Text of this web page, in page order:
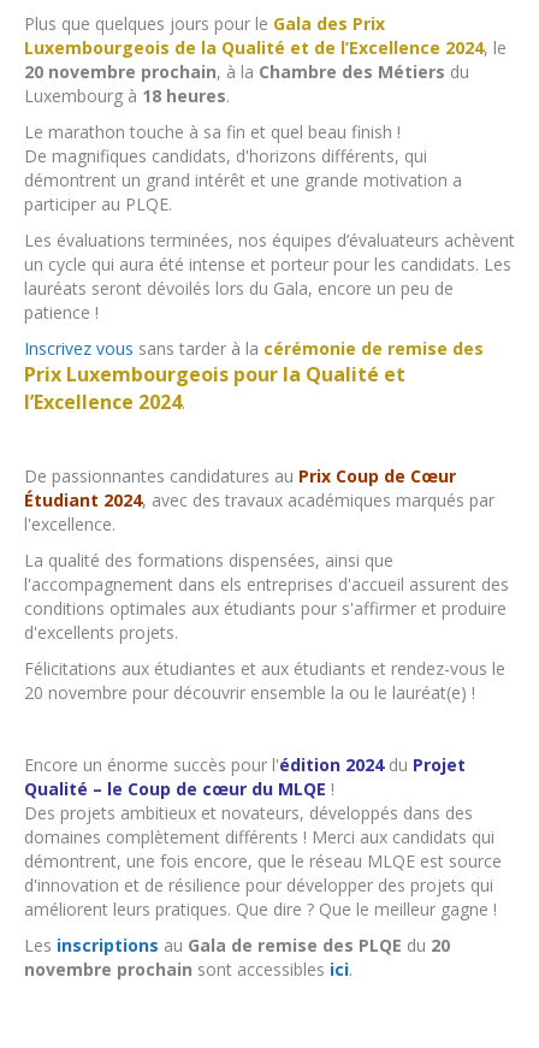
Plus que quelques jours pour le Gala des Prix
Luxembourgeois de la Qualité et de l’Excellence 2024, le
20 novembre prochain, à la Chambre des Métiers du
Luxembourg à 18 heures.
Le marathon touche à sa fin et quel beau finish !
De magnifiques candidats, d'horizons différents, qui
démontrent un grand intérêt et une grande motivation a
participer au PLQE.
Les évaluations terminées, nos équipes d’évaluateurs achèvent
un cycle qui aura été intense et porteur pour les candidats. Les
lauréats seront dévoilés lors du Gala, encore un peu de
patience !
Inscrivez vous sans tarder à la cérémonie de remise des
Prix Luxembourgeois pour la Qualité et
l’Excellence 2024.
De passionnantes candidatures au Prix Coup de Cœur
Étudiant 2024, avec des travaux académiques marqués par
l'excellence.
La qualité des formations dispensées, ainsi que
l'accompagnement dans els entreprises d'accueil assurent des
conditions optimales aux étudiants pour s'affirmer et produire
d'excellents projets.
Félicitations aux étudiantes et aux étudiants et rendez-vous le
20 novembre pour découvrir ensemble la ou le lauréat(e) !
Encore un énorme succès pour l'édition 2024du Projet
Qualité – le Coup de cœur du MLQE !
Des projets ambitieux et novateurs, développés dans des
domaines complètement différents ! Merci aux candidats qui
démontrent, une fois encore, que le réseau MLQE est source
d'innovation et de résilience pour développer des projets qui
améliorent leurs pratiques. Que dire ? Que le meilleur gagne !
Les inscriptions au Gala de remise des PLQE du 20
novembre prochain sont accessibles ici.